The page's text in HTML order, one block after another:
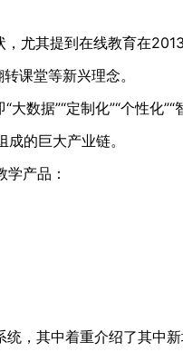
尤其提到在线教育在
课堂等新兴理念。
数据”“定制化”“个性化
的巨大产业链。
产品：
，其中着重介绍了其中新